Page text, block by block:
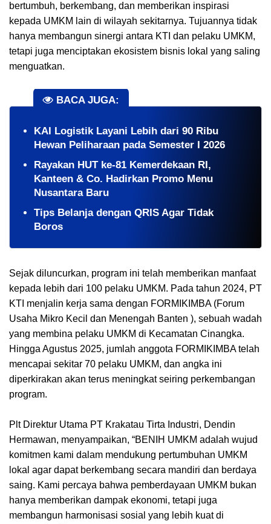
bertumbuh, berkembang, dan memberikan inspirasi
kepada UMKM lain di wilayah sekitarnya. Tujuannya tidak
hanya membangun sinergi antara KTI dan pelaku UMKM,
tetapi juga menciptakan ekosistem bisnis lokal yang saling
menguatkan.
BACA JUGA:
KAI Logistik Layani Lebih dari 90 Ribu
Hewan Peliharaan pada Semester I 2026
Rayakan HUT ke-81 Kemerdekaan RI,
Kanteen & Co. Hadirkan Promo Menu
Nusantara Baru
Tips Belanja dengan QRIS Agar Tidak
Boros
Sejak diluncurkan, program ini telah memberikan manfaat
kepada lebih dari 100 pelaku UMKM. Pada tahun 2024, PT
KTI menjalin kerja sama dengan FORMIKIMBA (Forum
Usaha Mikro Kecil dan Menengah Banten ), sebuah wadah
yang membina pelaku UMKM di Kecamatan Cinangka.
Hingga Agustus 2025, jumlah anggota FORMIKIMBA telah
mencapai sekitar 70 pelaku UMKM, dan angka ini
diperkirakan akan terus meningkat seiring perkembangan
program.
Plt Direktur Utama PT Krakatau Tirta Industri, Dendin
Hermawan, menyampaikan, “BENIH UMKM adalah wujud
komitmen kami dalam mendukung pertumbuhan UMKM
lokal agar dapat berkembang secara mandiri dan berdaya
saing. Kami percaya bahwa pemberdayaan UMKM bukan
hanya memberikan dampak ekonomi, tetapi juga
membangun harmonisasi sosial yang lebih kuat di